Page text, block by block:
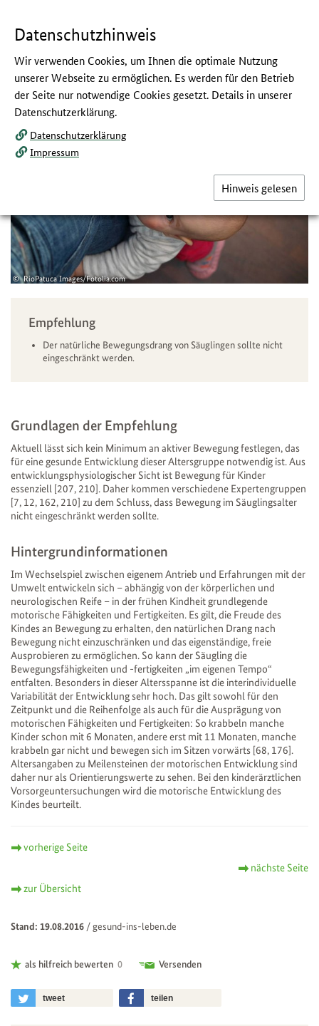
und
Service
Bewegungsausmaß
Ernährung und Bewegung von Säuglingen
und stillenden Frauen -
Handlungsempfehlungen
RioPatuca Images/Fotolia.com
Empfehlung
Der natürliche Bewegungsdrang von Säuglingen sollte nicht
eingeschränkt werden.
Grundlagen der Empfehlung
Aktuell lässt sich kein Minimum an aktiver Bewegung festlegen, das
für eine gesunde Entwicklung dieser Altersgruppe notwendig ist. Aus
entwicklungsphysiologischer Sicht ist Bewegung für Kinder
essenziell [207, 210]. Daher kommen verschiedene Expertengruppen
[7, 12, 162, 210] zu dem Schluss, dass Bewegung im Säuglingsalter
nicht eingeschränkt werden sollte.
Hintergrundinformationen
Im Wechselspiel zwischen eigenem Antrieb und Erfahrungen mit der
Umwelt entwickeln sich – abhängig von der körperlichen und
neurologischen Reife – in der frühen Kindheit grundlegende
motorische Fähigkeiten und Fertigkeiten. Es gilt, die Freude des
Kindes an Bewegung zu erhalten, den natürlichen Drang nach
Bewegung nicht einzuschränken und das eigenständige, freie
Ausprobieren zu ermöglichen. So kann der Säugling die
Bewegungsfähigkeiten und -fertigkeiten „im eigenen Tempo“
entfalten. Besonders in dieser Altersspanne ist die interindividuelle
Variabilität der Entwicklung sehr hoch. Das gilt sowohl für den
Zeitpunkt und die Reihenfolge als auch für die Ausprägung von
motorischen Fähigkeiten und Fertigkeiten: So krabbeln manche
Kinder schon mit 6 Monaten, andere erst mit 11 Monaten, manche
krabbeln gar nicht und bewegen sich im Sitzen vorwärts [68, 176].
Altersangaben zu Meilensteinen der motorischen Entwicklung sind
daher nur als Orientierungswerte zu sehen. Bei den kinderärztlichen
Vorsorgeuntersuchungen wird die motorische Entwicklung des
Kindes beurteilt.
vorherige Seite
nächste Seite
zur Übersicht
Stand: 19.08.2016 /gesund-ins-leben.de
als hilfreich bewerten 0 Versenden
tweet teilen
Datenschutzhinweis
Wir verwenden Cookies, um Ihnen die optimale Nutzung
unserer Webseite zu ermöglichen. Es werden für den Betrieb
der Seite nur notwendige Cookies gesetzt. Details in unserer
Datenschutzerklärung.
Datenschutzerklärung
Impressum
Hinweis gelesen